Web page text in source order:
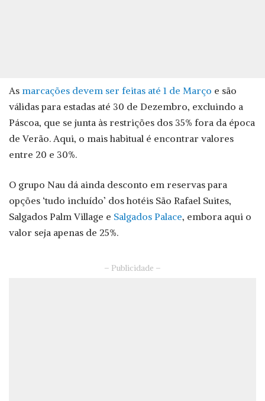
As marcações devem ser feitas até 1 de Março e são
válidas para estadas até 30 de Dezembro, excluindo a
Páscoa, que se junta às restrições dos 35% fora da época
de Verão. Aqui, o mais habitual é encontrar valores
entre 20 e 30%.
O grupo Nau dá ainda desconto em reservas para
opções ‘tudo incluído’ dos hotéis São Rafael Suites,
Salgados Palm Village e Salgados Palace, embora aqui o
valor seja apenas de 25%.
– Publicidade –